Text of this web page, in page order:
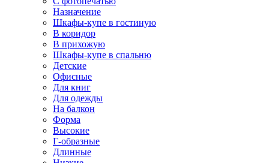
Назначение
Шкафы-купе в гостиную
В коридор
В прихожую
Шкафы-купе в спальню
Детские
Офисные
Для книг
Для одежды
На балкон
Форма
Высокие
Г-образные
Длинные